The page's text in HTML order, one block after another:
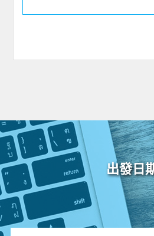
出發日